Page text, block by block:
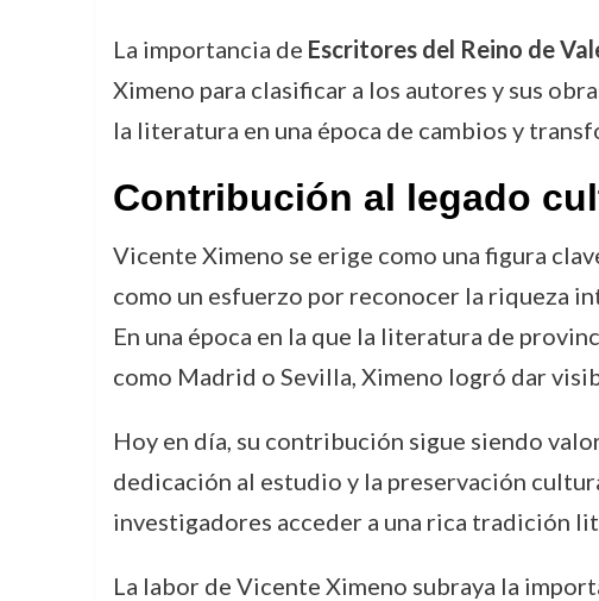
La importancia de Escritores del Reino de
Ximeno para clasificar a los autores y sus
la literatura en una época de cambios y
Contribución al legado
Vicente Ximeno se erige como una figura
como un esfuerzo por reconocer la riqueza
En una época en la que la literatura de
como Madrid o Sevilla, Ximeno logró dar
Hoy en día, su contribución sigue siendo
dedicación al estudio y la preservación
investigadores acceder a una rica tradición
La labor de Vicente Ximeno subraya la